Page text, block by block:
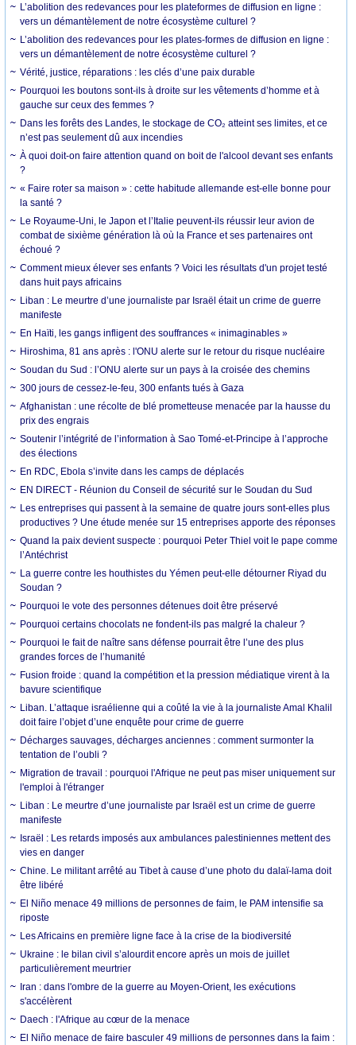
L’abolition des redevances pour les plateformes de diffusion en ligne :
vers un démantèlement de notre écosystème culturel ?
L’abolition des redevances pour les plates-formes de diffusion en ligne :
vers un démantèlement de notre écosystème culturel ?
Vérité, justice, réparations : les clés d’une paix durable
Pourquoi les boutons sont-ils à droite sur les vêtements d’homme et à
gauche sur ceux des femmes ?
Dans les forêts des Landes, le stockage de CO₂ atteint ses limites, et ce
n’est pas seulement dû aux incendies
À quoi doit-on faire attention quand on boit de l'alcool devant ses enfants
?
« Faire roter sa maison » : cette habitude allemande est-elle bonne pour
la santé ?
Le Royaume-Uni, le Japon et l’Italie peuvent-ils réussir leur avion de
combat de sixième génération là où la France et ses partenaires ont
échoué ?
Comment mieux élever ses enfants ? Voici les résultats d'un projet testé
dans huit pays africains
Liban : Le meurtre d’une journaliste par Israël était un crime de guerre
manifeste
En Haïti, les gangs infligent des souffrances « inimaginables »
Hiroshima, 81 ans après : l'ONU alerte sur le retour du risque nucléaire
Soudan du Sud : l’ONU alerte sur un pays à la croisée des chemins
300 jours de cessez-le-feu, 300 enfants tués à Gaza
Afghanistan : une récolte de blé prometteuse menacée par la hausse du
prix des engrais
Soutenir l’intégrité de l’information à Sao Tomé-et-Principe à l’approche
des élections
En RDC, Ebola s’invite dans les camps de déplacés
EN DIRECT - Réunion du Conseil de sécurité sur le Soudan du Sud
Les entreprises qui passent à la semaine de quatre jours sont-elles plus
productives ? Une étude menée sur 15 entreprises apporte des réponses
Quand la paix devient suspecte : pourquoi Peter Thiel voit le pape comme
l’Antéchrist
La guerre contre les houthistes du Yémen peut-elle détourner Riyad du
Soudan ?
Pourquoi le vote des personnes détenues doit être préservé
Pourquoi certains chocolats ne fondent-ils pas malgré la chaleur ?
Pourquoi le fait de naître sans défense pourrait être l’une des plus
grandes forces de l’humanité
Fusion froide : quand la compétition et la pression médiatique virent à la
bavure scientifique
Liban. L’attaque israélienne qui a coûté la vie à la journaliste Amal Khalil
doit faire l’objet d’une enquête pour crime de guerre
Décharges sauvages, décharges anciennes : comment surmonter la
tentation de l’oubli ?
Migration de travail : pourquoi l'Afrique ne peut pas miser uniquement sur
l'emploi à l'étranger
Liban : Le meurtre d’une journaliste par Israël est un crime de guerre
manifeste
Israël : Les retards imposés aux ambulances palestiniennes mettent des
vies en danger
Chine. Le militant arrêté au Tibet à cause d’une photo du dalaï-lama doit
être libéré
El Niño menace 49 millions de personnes de faim, le PAM intensifie sa
riposte
Les Africains en première ligne face à la crise de la biodiversité
Ukraine : le bilan civil s’alourdit encore après un mois de juillet
particulièrement meurtrier
Iran : dans l'ombre de la guerre au Moyen-Orient, les exécutions
s'accélèrent
Daech : l'Afrique au cœur de la menace
El Niño menace de faire basculer 49 millions de personnes dans la faim :